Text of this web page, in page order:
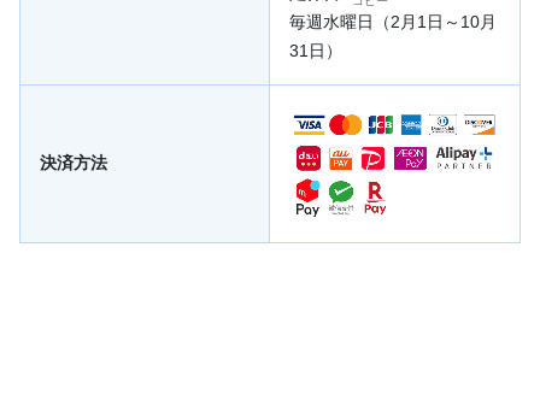
毎週水曜日（2月1日～10月
31日）
決済方法